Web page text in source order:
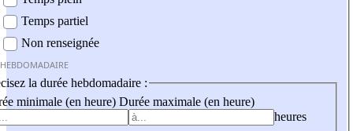
Temps partiel
Non renseignée
la durée hebdomadaire :
minimale (en heure) Durée maximale (en heure)
heures